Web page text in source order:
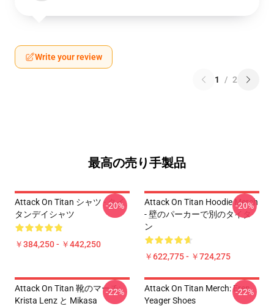
Write your review
1 / 2
最高の売り手製品
Attack On Titan シャツ - タイ
タンデイシャツ
￥384,250 - ￥442,250
-20%
Attack On Titan Hoodie Merch
- 壁のパーカーで別のタイタ
ン
￥622,775 - ￥724,275
-20%
Attack On Titan 靴のマーチ:
Krista Lenz と Mikasa
-22%
Attack On Titan Merch: Eren
Yeager Shoes
-22%